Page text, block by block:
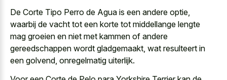
De Corte Tipo Perro de Agua is een andere optie,
waarbij de vacht tot een korte tot middellange lengte
mag groeien en niet met kammen of andere
gereedschappen wordt gladgemaakt, wat resulteert in
een golvend, onregelmatig uiterlijk.